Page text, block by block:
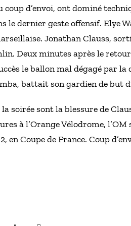
d’envoi, ont dominé
le dernier geste offensif. Elye
Jonathan Clauss,
Deux minutes après le
le ballon mal dégagé par la
battait son gardien de but
soirée sont la blessure de
à l’Orange Vélodrome,
Coupe de France. Coup